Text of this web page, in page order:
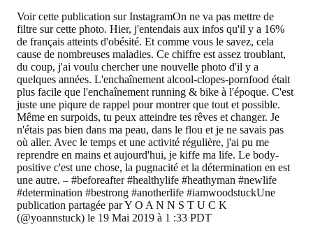
Voir cette publication sur InstagramOn ne va pas mettre de
filtre sur cette photo. Hier, j'entendais aux infos qu'il y a 16%
de français atteints d'obésité. Et comme vous le savez, cela
cause de nombreuses maladies. Ce chiffre est assez troublant,
du coup, j'ai voulu chercher une nouvelle photo d'il y a
quelques années. L'enchaînement alcool-clopes-pornfood était
plus facile que l'enchaînement running & bike à l'époque. C'est
juste une piqure de rappel pour montrer que tout et possible.
Même en surpoids, tu peux atteindre tes rêves et changer. Je
n'étais pas bien dans ma peau, dans le flou et je ne savais pas
où aller. Avec le temps et une activité régulière, j'ai pu me
reprendre en mains et aujourd'hui, je kiffe ma life. Le body-
positive c'est une chose, la pugnacité et la détermination en est
une autre. – #beforeafter #healthylife #heathyman #newlife
#determination #bestrong #anotherlife #iamwoodstuckUne
publication partagée par Y O A N N S T U C K
(@yoannstuck) le 19 Mai 2019 à 1 :33 PDT